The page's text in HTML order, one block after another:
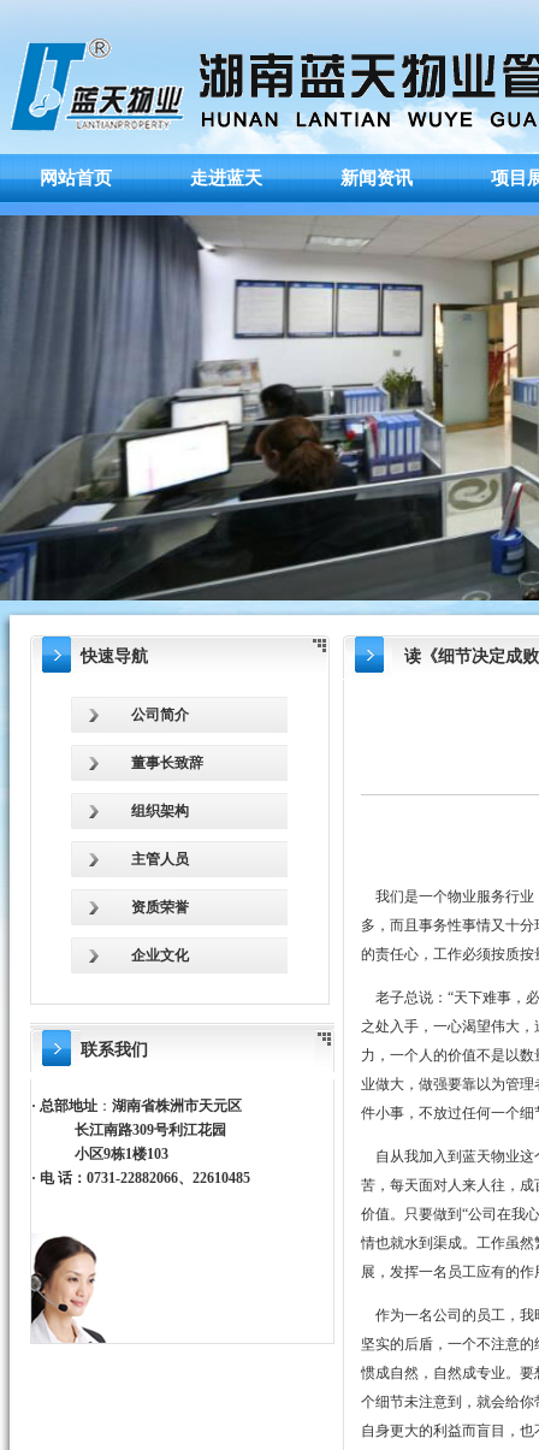
网站首页 走进蓝天 新闻资讯 项目
快速导航
公司简介
董事长致辞
组织架构
主管人员
资质荣誉
企业文化
联系我们
· 总部地址： 湖南省株洲市天元区
长江南路309号利江花园
小区9栋1楼103
· 电 话：0731-22882066、22610485
读《细节决定成
我们是一个物业服务行业
多，而且事务性事情又十
的责任心，工作必须按质
老子总说：“天下难事，
之处入手，一心渴望伟大
力，一个人的价值不是以
业做大，做强要靠以为管
件小事，不放过任何一个
自从我加入到蓝天物业这
苦，每天面对人来人往，
价值。只要做到“公司在我
情也就水到渠成。工作虽
展，发挥一名员工应有的
作为一名公司的员工，我
坚实的后盾，一个不注意
惯成自然，自然成专业。
个细节未注意到，就会给
自身更大的利益而盲目，